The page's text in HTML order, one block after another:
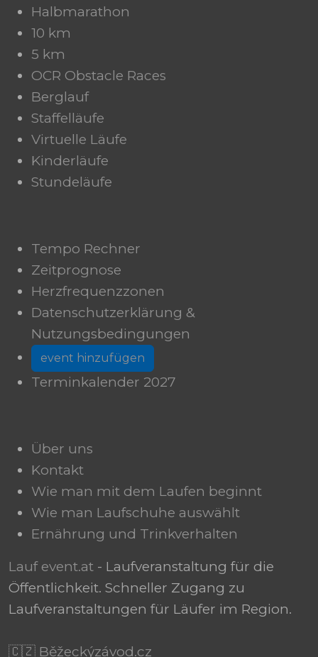
Halbmarathon
10 km
5 km
OCR Obstacle Races
Berglauf
Staffelläufe
Virtuelle Läufe
Kinderläufe
Stundeläufe
Tempo Rechner
Zeitprognose
Herzfrequenzzonen
Datenschutzerklärung &
Nutzungsbedingungen
event hinzufügen
Terminkalender 2027
Über uns
Kontakt
Wie man mit dem Laufen beginnt
Wie man Laufschuhe auswählt
Ernährung und Trinkverhalten
Lauf event.at - Laufveranstaltung für die
Öffentlichkeit. Schneller Zugang zu
Laufveranstaltungen für Läufer im Region.
🇨🇿 Běžeckýzávod.cz